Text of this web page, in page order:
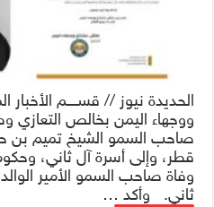
الحديدة نيوز // قســــم
ووجهاء اليمن بخالص التعازي
صاحب السمو الشيخ تميم بن
قطر، وإلى أسرة آل ثاني،
وفاة صاحب السمو الأمير
ثاني. وأكد …